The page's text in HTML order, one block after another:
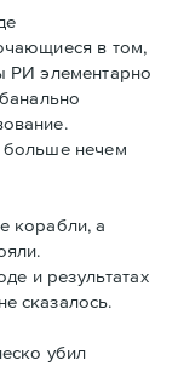
в том,
РИ элементарно
нечем
корабли, а
и результатах
сказалось.
убил